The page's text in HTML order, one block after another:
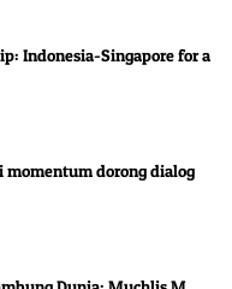
Indonesia-Singapore for a
dorong dialog